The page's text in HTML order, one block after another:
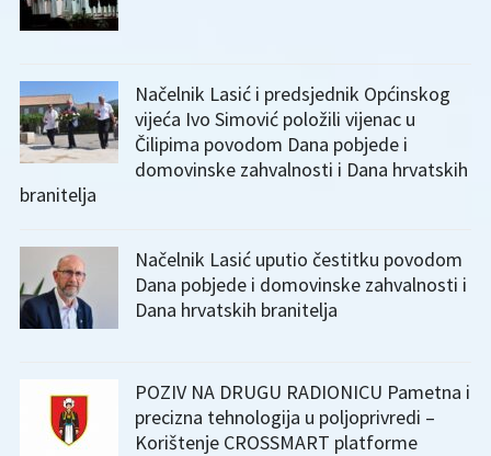
Načelnik Lasić i predsjednik Općinskog
vijeća Ivo Simović položili vijenac u
Čilipima povodom Dana pobjede i
domovinske zahvalnosti i Dana hrvatskih
branitelja
Načelnik Lasić uputio čestitku povodom
Dana pobjede i domovinske zahvalnosti i
Dana hrvatskih branitelja
POZIV NA DRUGU RADIONICU Pametna i
precizna tehnologija u poljoprivredi –
Korištenje CROSSMART platforme